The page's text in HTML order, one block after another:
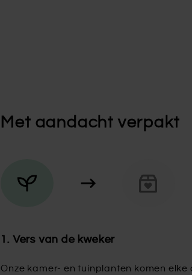
Met aandacht verpakt
1. Vers van de kweker
Onze kamer- en tuinplanten komen